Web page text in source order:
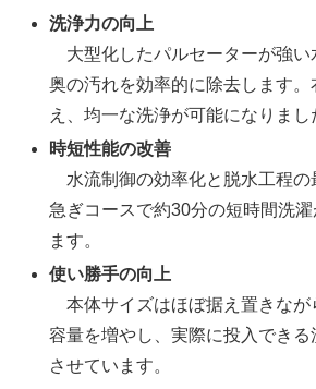
洗浄力の向上
大型化したパルセーターが強い
奥の汚れを効率的に除去します
え、均一な洗浄が可能になりまし
時短性能の改善
水流制御の効率化と脱水工程の
急ぎコースで約30分の短時間洗
ます。
使い勝手の向上
本体サイズはほぼ据え置きなが
容量を増やし、実際に投入でき
させています。